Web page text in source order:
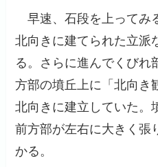
早速、石段を上ってみ
北向きに建てられた立派
る。さらに進んでくびれ
方部の墳丘上に「北向き
北向きに建立していた。
前方部が左右に大きく張
かる。